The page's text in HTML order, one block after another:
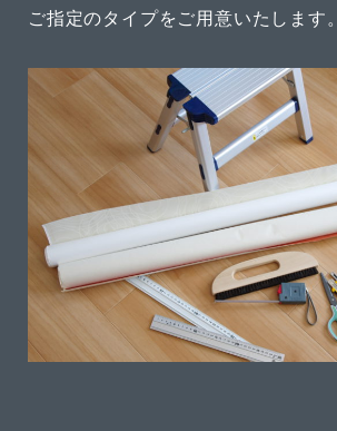
ご指定のタイプをご用意いたします。